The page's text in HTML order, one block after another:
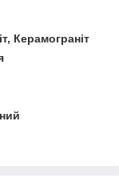
Керамограніт